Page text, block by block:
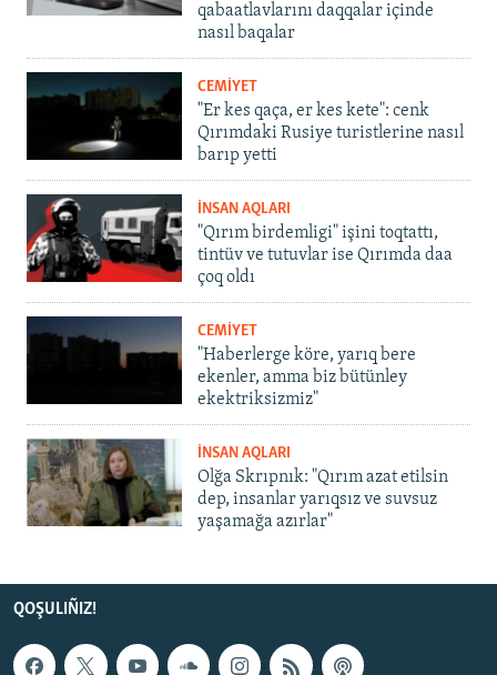
qabaatlavlarını daqqalar içinde
nasıl baqalar
CEMİYET
"Er kes qaça, er kes kete": cenk
Qırımdaki Rusiye turistlerine nasıl
barıp yetti
İNSAN AQLARI
"Qırım birdemligi" işini toqtattı,
tintüv ve tutuvlar ise Qırımda daa
çoq oldı
CEMİYET
"Haberlerge köre, yarıq bere
ekenler, amma biz bütünley
ekektriksizmiz"
İNSAN AQLARI
Olğa Skrıpnık: "Qırım azat etilsin
dep, insanlar yarıqsız ve suvsuz
yaşamağa azırlar"
QOŞULIÑIZ!